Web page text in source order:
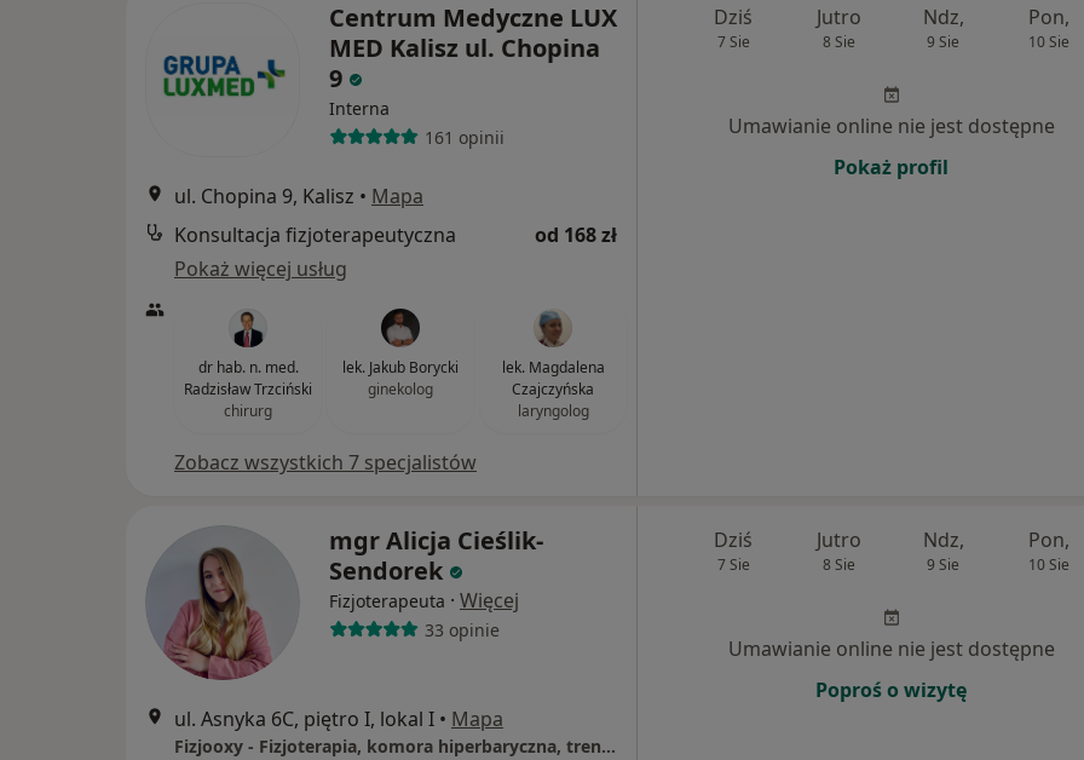
Centrum Medyczne LUX
MED Kalisz ul. Chopina
9
Interna
161 opinii
ul. Chopina 9, Kalisz • Mapa
Konsultacja fizjoterapeutyczna
od 168 zł
Pokaż więcej usług
dr hab. n. med.
Radzisław Trzciński
chirurg
lek. Jakub Borycki
ginekolog
lek. Magdalena
Czajczyńska
laryngolog
Zobacz wszystkich 7 specjalistów
Dziś
7 Sie
Jutro
8 Sie
Ndz,
9 Sie
Pon,
10 Sie
Umawianie online nie jest dostępne
Pokaż profil
mgr Alicja Cieślik-
Sendorek
Fizjoterapeuta · Więcej
33 opinie
ul. Asnyka 6C, piętro I, lokal I • Mapa
Fizjooxy - Fizjoterapia, komora hiperbaryczna, trening EMS
Dziś
7 Sie
Jutro
8 Sie
Ndz,
9 Sie
Pon,
10 Sie
Umawianie online nie jest dostępne
Poproś o wizytę